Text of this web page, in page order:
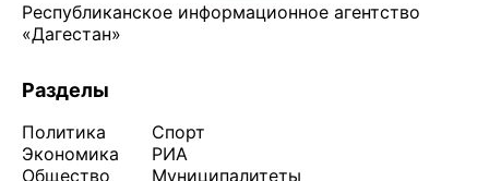
Республиканское информационное агентство
«Дагестан»
Разделы
Политика
Экономика
Общество
Спорт
РИА
Муниципалитеты